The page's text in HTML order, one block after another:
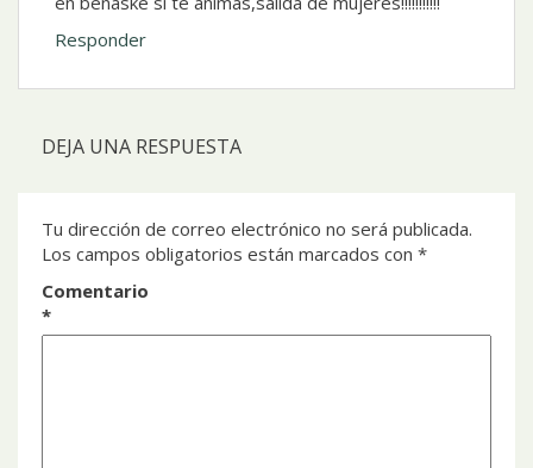
Responder
DEJA UNA RESPUESTA
Tu dirección de correo electrónico no será publicada.
Los campos obligatorios están marcados con *
Comentario
*